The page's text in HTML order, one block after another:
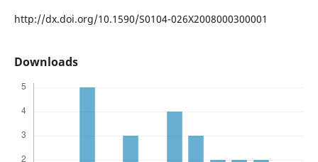
http://dx.doi.org/10.1590/S0104-026X2008000300001
Downloads